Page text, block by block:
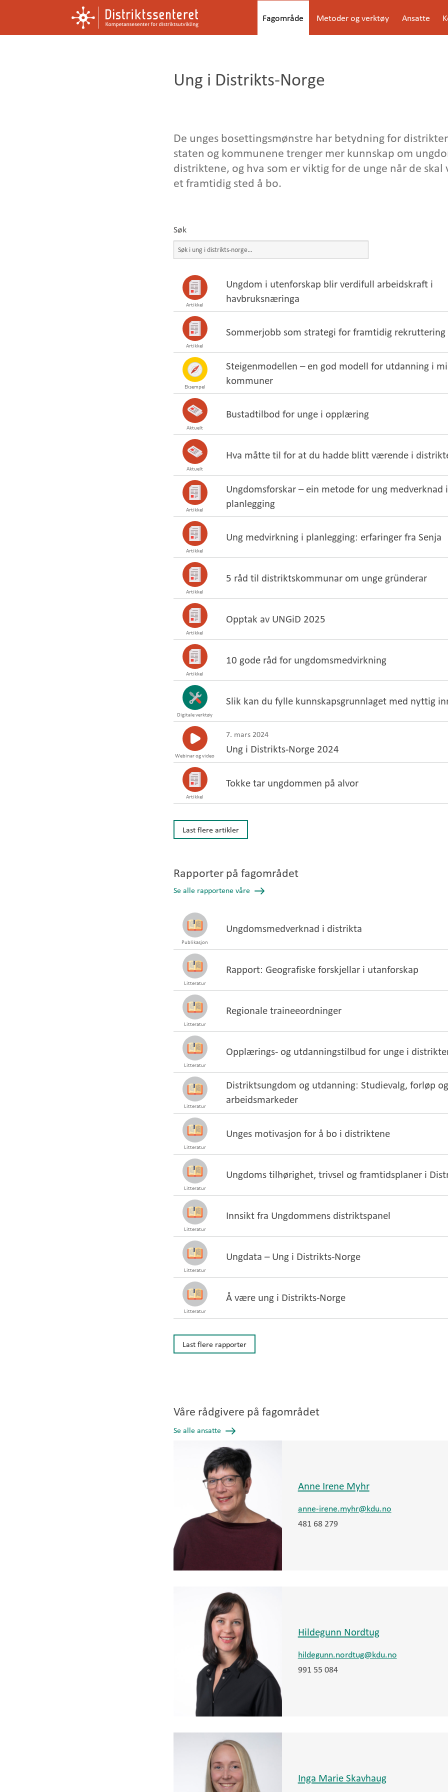
Distriktssenteret
Kompetansesenter
for
å
n
h
t
Fagområde Metoder og verktøy Ansatte
Ung i Distrikts-Norge
De unges bosettingsmønstre har betydning for
staten og kommunene trenger mer kunnskap om
distriktene, og hva som er viktig for de unge når de skal
et framtidig sted å bo.
Søk
Artikkel
Ungdom i utenforskap blir verdifull arbeidskraft i
havbruksnæringa
Artikkel
Sommerjobb som strategi for framtidig rekruttering
Eksempel
Steigenmodellen – en god modell for utdanning i
kommuner
Aktuelt
Bustadtilbod for unge i opplæring
Aktuelt
Hva måtte til for at du hadde blitt værende i
Artikkel
Ungdomsforskar – ein metode for ung medverknad
planlegging
Artikkel
Ung medvirkning i planlegging: erfaringer fra Senja
Artikkel
5 råd til distriktskommunar om unge gründerar
Artikkel
Opptak av UNGiD 2025
Artikkel
10 gode råd for ungdomsmedvirkning
Digitale verktøy
Slik kan du fylle kunnskapsgrunnlaget med nyttig
Webinar og video
7. mars 2024
Ung i Distrikts-Norge 2024
Artikkel
Tokke tar ungdommen på alvor
Last flere artikler
Rapporter på fagområdet
Se alle rapportene våre
Publikasjon
Ungdomsmedverknad i distrikta
Litteratur
Rapport: Geografiske forskjellar i utanforskap
Litteratur
Regionale traineeordninger
Litteratur
Opplærings- og utdanningstilbud for unge i
Litteratur
Distriktsungdom og utdanning: Studievalg, forløp og
arbeidsmarkeder
Litteratur
Unges motivasjon for å bo i distriktene
Litteratur
Ungdoms tilhørighet, trivsel og framtidsplaner i
Litteratur
Innsikt fra Ungdommens distriktspanel
Litteratur
Ungdata – Ung i Distrikts-Norge
Litteratur
Å være ung i Distrikts-Norge
Last flere rapporter
Våre rådgivere på fagområdet
Se alle ansatte
Anne Irene Myhr
anne-irene.myhr@kdu.no
481 68 279
Hildegunn Nordtug
hildegunn.nordtug@kdu.no
991 55 084
Inga Marie Skavhaug